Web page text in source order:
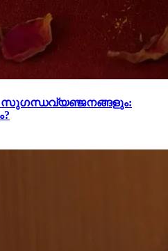
സുഗന്ധവ്യഞ്ജനങ്ങളും: